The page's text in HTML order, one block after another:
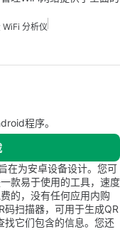
WiFi 分析仪
程序。
在为安卓设备设计。您可
款易于使用的工具，速度
的，没有任何应用内购
码扫描器，可用于生成QR
找它们包含的信息。您还